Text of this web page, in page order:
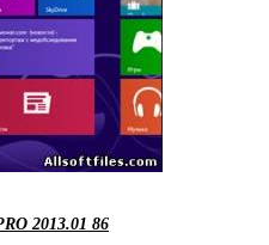
2013.01 86